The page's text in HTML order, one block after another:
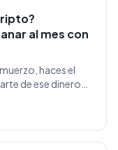
al mes con
haces el
de ese dinero